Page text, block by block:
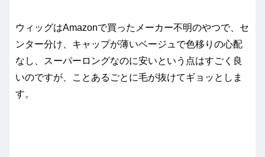
ウィッグはAmazonで買ったメーカー不明のやつで、セ
ンター分け、キャップが薄いベージュで色移りの心配
なし、スーパーロングなのに安いという点はすごく良
いのですが、ことあるごとに毛が抜けてギョッとしま
す。